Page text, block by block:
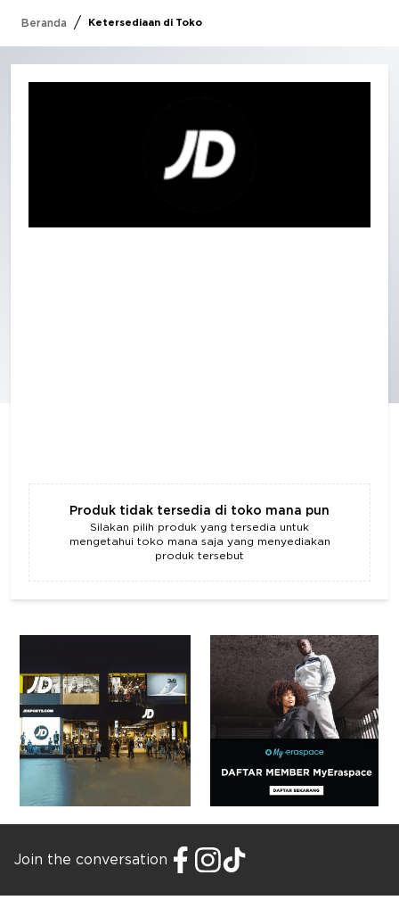
Beranda / Ketersediaan di Toko
Produk tidak tersedia di toko mana pun
Silakan pilih produk yang tersedia untuk
mengetahui toko mana saja yang menyediakan
produk tersebut
Join the conversation